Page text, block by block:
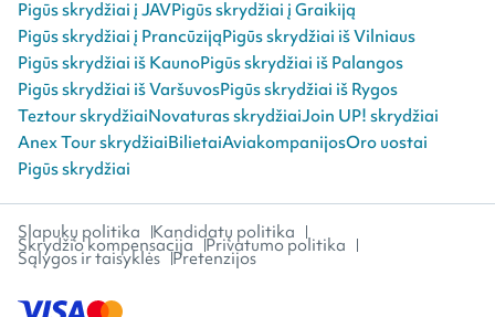
Pigūs skrydžiai į JAVPigūs skrydžiai į Graikiją
Pigūs skrydžiai į PrancūzijąPigūs skrydžiai iš Vilniaus
Pigūs skrydžiai iš KaunoPigūs skrydžiai iš Palangos
Pigūs skrydžiai iš VaršuvosPigūs skrydžiai iš Rygos
Teztour skrydžiaiNovaturas skrydžiaiJoin UP! skrydžiai
Anex Tour skrydžiaiBilietaiAviakompanijosOro uostai
Pigūs skrydžiai
Slapukų politika Kandidatų politika
Skrydžio kompensacija Privatumo politika
Sąlygos ir taisyklės Pretenzijos